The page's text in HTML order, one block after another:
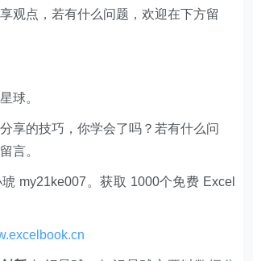
观点，若有什么问题，欢迎在下方留
球。
享的技巧，你学会了吗？若有什么问
言。
my21ke007。获取 1000个免费 Excel